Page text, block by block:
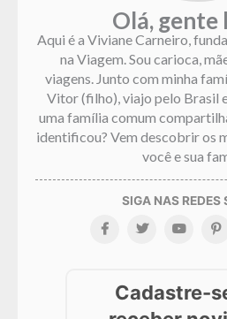
Olá, gente
Aqui é a Viviane Carneiro,
na Viagem. Sou carioca,
viagens. Junto com minha
Vitor (filho), viajo pelo Brasil
uma família comum
identificou? Vem descobrir os
você e sua